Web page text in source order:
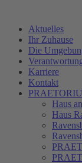
Aktuelles
Ihr Zuhause
Die
Karriere
Kontakt
Haus
Haus